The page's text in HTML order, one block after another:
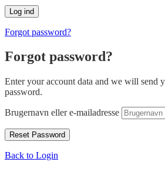
Forgot password?
Forgot password?
Enter your account data and we will send
password.
Brugernavn eller e-mailadresse
Back to Login